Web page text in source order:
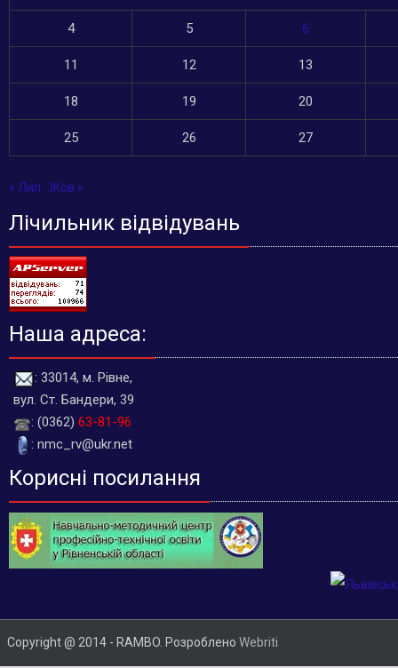
4 5 6
11 12 13
18 19 20
25 26 27
« Лип Жов »
Лічильник відвідувань
Наша адреса:
: 33014, м. Рівне,
вул. Ст. Бандери, 39
: (0362) 63-81-96
: nmc_rv@ukr.net
Корисні посилання
Copyright @ 2014 - RAMBO. Розроблено Webriti